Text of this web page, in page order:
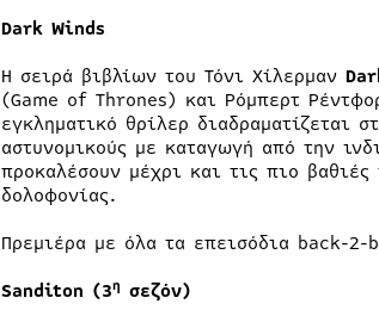
Dark Winds
Η σειρά βιβλίων του Τόνι Χίλερμαν
(Game of Thrones) και Ρόμπερτ
εγκληματικό θρίλερ διαδραματίζεται
αστυνομικούς με καταγωγή από την
προκαλέσουν μέχρι και τις πιο
δολοφονίας.
Πρεμιέρα με όλα τα επεισόδια back-2-
Sanditon (3η σεζόν)